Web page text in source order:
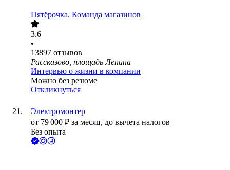
Пятёрочка. Команда магазинов
3.6
•
13897 отзывов
Рассказово, площадь Ленина
Интервью о жизни в компании
Можно без резюме
Откликнуться
Электромонтер
от 79 000 ₽ за месяц, до вычета налогов
Без опыта